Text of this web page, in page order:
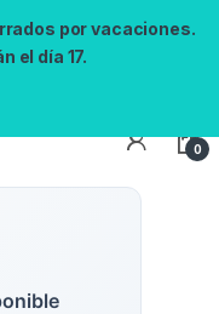
por vacaciones.
el día 17.
0